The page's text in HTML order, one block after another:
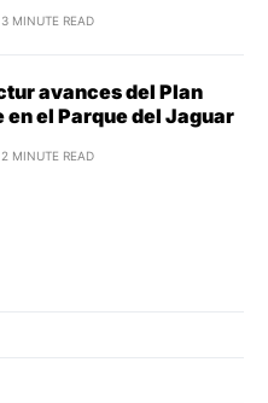
3 MINUTE READ
avances del Plan
en el Parque del Jaguar
2 MINUTE READ